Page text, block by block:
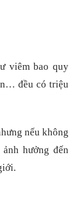
viêm bao quy
đều có triệu
nếu không
hưởng đến